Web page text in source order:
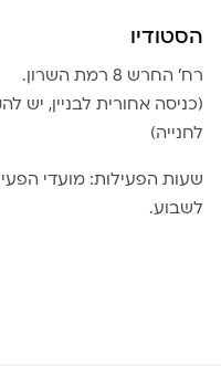
הסטודיו
רח׳ החרש 8 רמת השרון.
(כניסה אחורית לבניין, יש
לחנייה)
שעות הפעילות: מועדי
לשבוע.